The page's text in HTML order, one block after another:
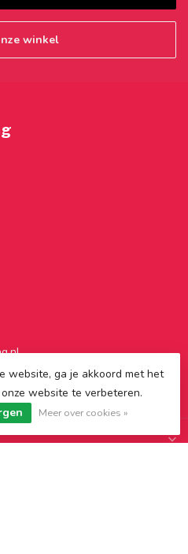
winkel
website, ga je akkoord met het
website te verbeteren.
Meer over cookies »